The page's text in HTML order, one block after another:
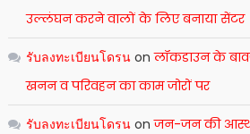
उल्लंघन करने वालों के लिए बनाया सेंटर
รับลงทะเบียนโดรนonलॉकडाउन के
खनन व परिवहन का काम जोरों पर
รับลงทะเบียนโดรนonजन-जन की आस्था